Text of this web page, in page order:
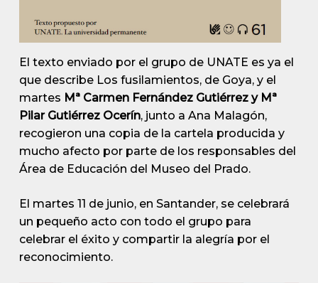
El texto enviado por el grupo de UNATE es ya el
que describe Los fusilamientos, de Goya, y el
martes Mª Carmen Fernández Gutiérrez y Mª
Pilar Gutiérrez Ocerín, junto a Ana Malagón,
recogieron una copia de la cartela producida y
mucho afecto por parte de los responsables del
Área de Educación del Museo del Prado.
El martes 11 de junio, en Santander, se celebrará
un pequeño acto con todo el grupo para
celebrar el éxito y compartir la alegría por el
reconocimiento.